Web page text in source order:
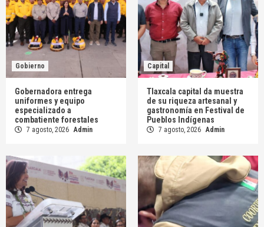
Gobierno
Gobernadora entrega
uniformes y equipo
especializado a
combatiente forestales
7 agosto, 2026 Admin
Capital
Tlaxcala capital da muestra
de su riqueza artesanal y
gastronomía en Festival de
Pueblos Indígenas
7 agosto, 2026 Admin